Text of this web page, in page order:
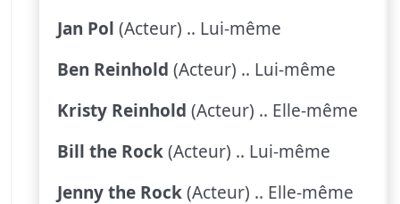
Jan Pol (Acteur) .. Lui-même
Ben Reinhold (Acteur) .. Lui-même
Kristy Reinhold (Acteur) .. Elle-même
Bill the Rock(Acteur) .. Lui-même
Jenny the Rock(Acteur) .. Elle-même